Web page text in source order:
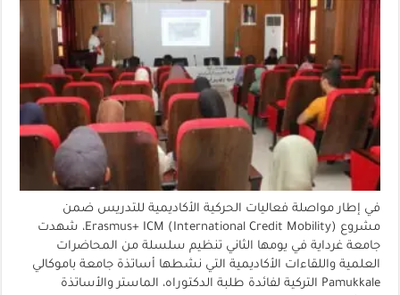
في إطار مواصلة فعاليات الحركية الأكاديمية للتدريس ضمن
مشروع Erasmus+ ICM (International Credit Mobility)، شهدت
جامعة غرداية في يومها الثاني تنظيم سلسلة من المحاضرات
العلمية واللقاءات الأكاديمية التي نشطها أساتذة جامعة باموكالي
Pamukkale التركية لفائدة طلبة الدكتوراه، الماستر والأساتذة